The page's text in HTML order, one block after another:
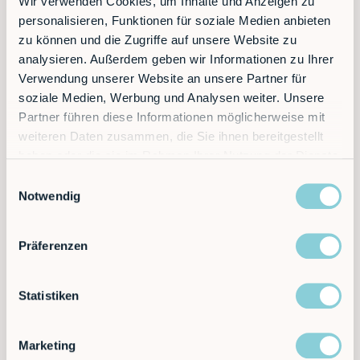
personalisieren, Funktionen für soziale Medien anbieten
zu können und die Zugriffe auf unsere Website zu
analysieren. Außerdem geben wir Informationen zu Ihrer
Verwendung unserer Website an unsere Partner für
soziale Medien, Werbung und Analysen weiter. Unsere
Partner führen diese Informationen möglicherweise mit
weiteren Daten zusammen, die Sie ihnen bereitgestellt
Notwendig
Präferenzen
Statistiken
Marketing
Die Zukunft der Logistik:
Warum Logistik-Roboter
unverzichtbar sind
Die Nachfrage nach effizienteren, schnelleren und
fehlerfreien Logistikprozessen wächst stetig. Logistik-Roboter
Unternehmen zahlreiche Vorteile: